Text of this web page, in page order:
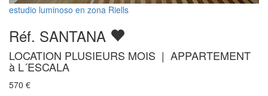
estudio luminoso en zona Riells
Réf. SANTANA
LOCATION PLUSIEURS MOIS | APPARTEMENT
à L´ESCALA
570 €